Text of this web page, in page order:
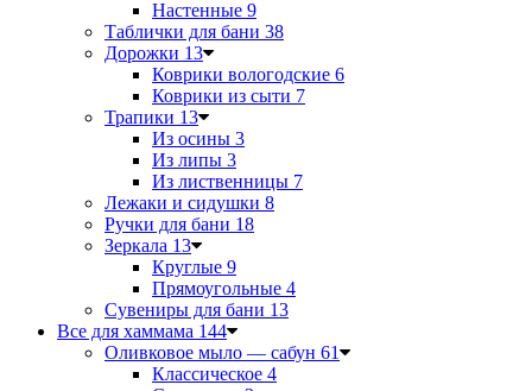
Настенные 9
Таблички для бани 38
Дорожки 13
Коврики вологодские 6
Коврики из сыти 7
Трапики 13
Из осины 3
Из липы 3
Из лиственницы 7
Лежаки и сидушки 8
Ручки для бани 18
Зеркала 13
Круглые 9
Прямоугольные 4
Сувениры для бани 13
Все для хаммама 144
Оливковое мыло — сабун 61
Классическое 4